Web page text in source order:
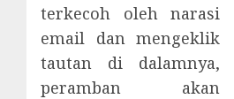
terkecoh oleh narasi
email dan mengeklik
tautan di dalamnya,
peramban akan